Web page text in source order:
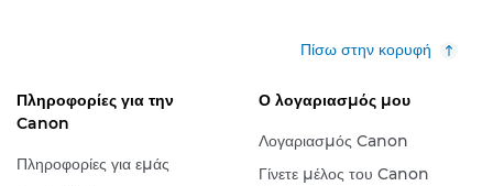
Πίσω στην κορυφή
Πληροφορίες για την
Canon
Πληροφορίες για εμάς
Ο λογαριασμός μου
Λογαριασμός Canon
Γίνετε μέλος του Canon